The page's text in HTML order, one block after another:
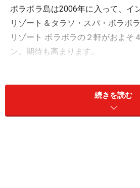
ボラボラ島は2006年に入って、イ
リゾート＆タラソ・スパ・ボラボ
リゾート ボラボラの２軒がおよそ
ン。期待も高まります。
であるオテマヌ山をちょうど真
ン。ボラボラ本島の沖に浮かぶモ
続きを読む